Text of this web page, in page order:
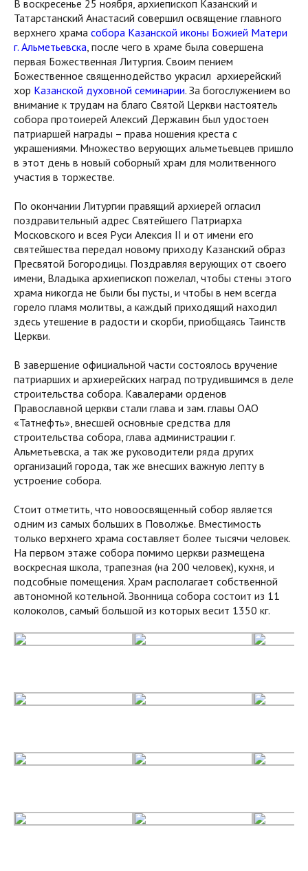
В воскресенье 25 ноября, архиепископ Казанский и
Татарстанский Анастасий совершил освящение главного
верхнего храма собора Казанской иконы Божией Матери
г. Альметьевска , после чего в храме была совершена
первая Божественная Литургия. Своим пением
Божественное священнодейство украсил архиерейский
хор Казанской духовной семинарии. За богослужением во
внимание к трудам на благо Святой Церкви настоятель
собора протоиерей Алексий Державин был удостоен
патриаршей награды – права ношения креста с
украшениями. Множество верующих альметьевцев пришло
в этот день в новый соборный храм для молитвенного
участия в торжестве.
По окончании Литургии правящий архиерей огласил
поздравительный адрес Святейшего Патриарха
Московского и всея Руси Алексия II и от имени его
святейшества передал новому приходу Казанский образ
Пресвятой Богородицы. Поздравляя верующих от своего
имени, Владыка архиепископ пожелал, чтобы стены этого
храма никогда не были бы пусты, и чтобы в нем всегда
горело пламя молитвы, а каждый приходящий находил
здесь утешение в радости и скорби, приобщаясь Таинств
Церкви.
В завершение официальной части состоялось вручение
патриарших и архиерейских наград потрудившимся в деле
строительства собора. Кавалерами орденов
Православной церкви стали глава и зам. главы ОАО
«Татнефть», внесшей основные средства для
строительства собора, глава администрации г.
Альметьевска, а так же руководители ряда других
организаций города, так же внесших важную лепту в
устроение собора.
Стоит отметить, что новоосвященный собор является
одним из самых больших в Поволжье. Вместимость
только верхнего храма составляет более тысячи человек.
На первом этаже собора помимо церкви размещена
воскресная школа, трапезная (на 200 человек), кухня, и
подсобные помещения. Храм располагает собственной
автономной котельной. Звонница собора состоит из 11
колоколов, самый большой из которых весит 1350 кг.